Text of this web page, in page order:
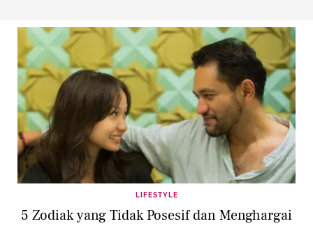
LIFESTYLE
5 Zodiak yang Tidak Posesif dan Menghargai